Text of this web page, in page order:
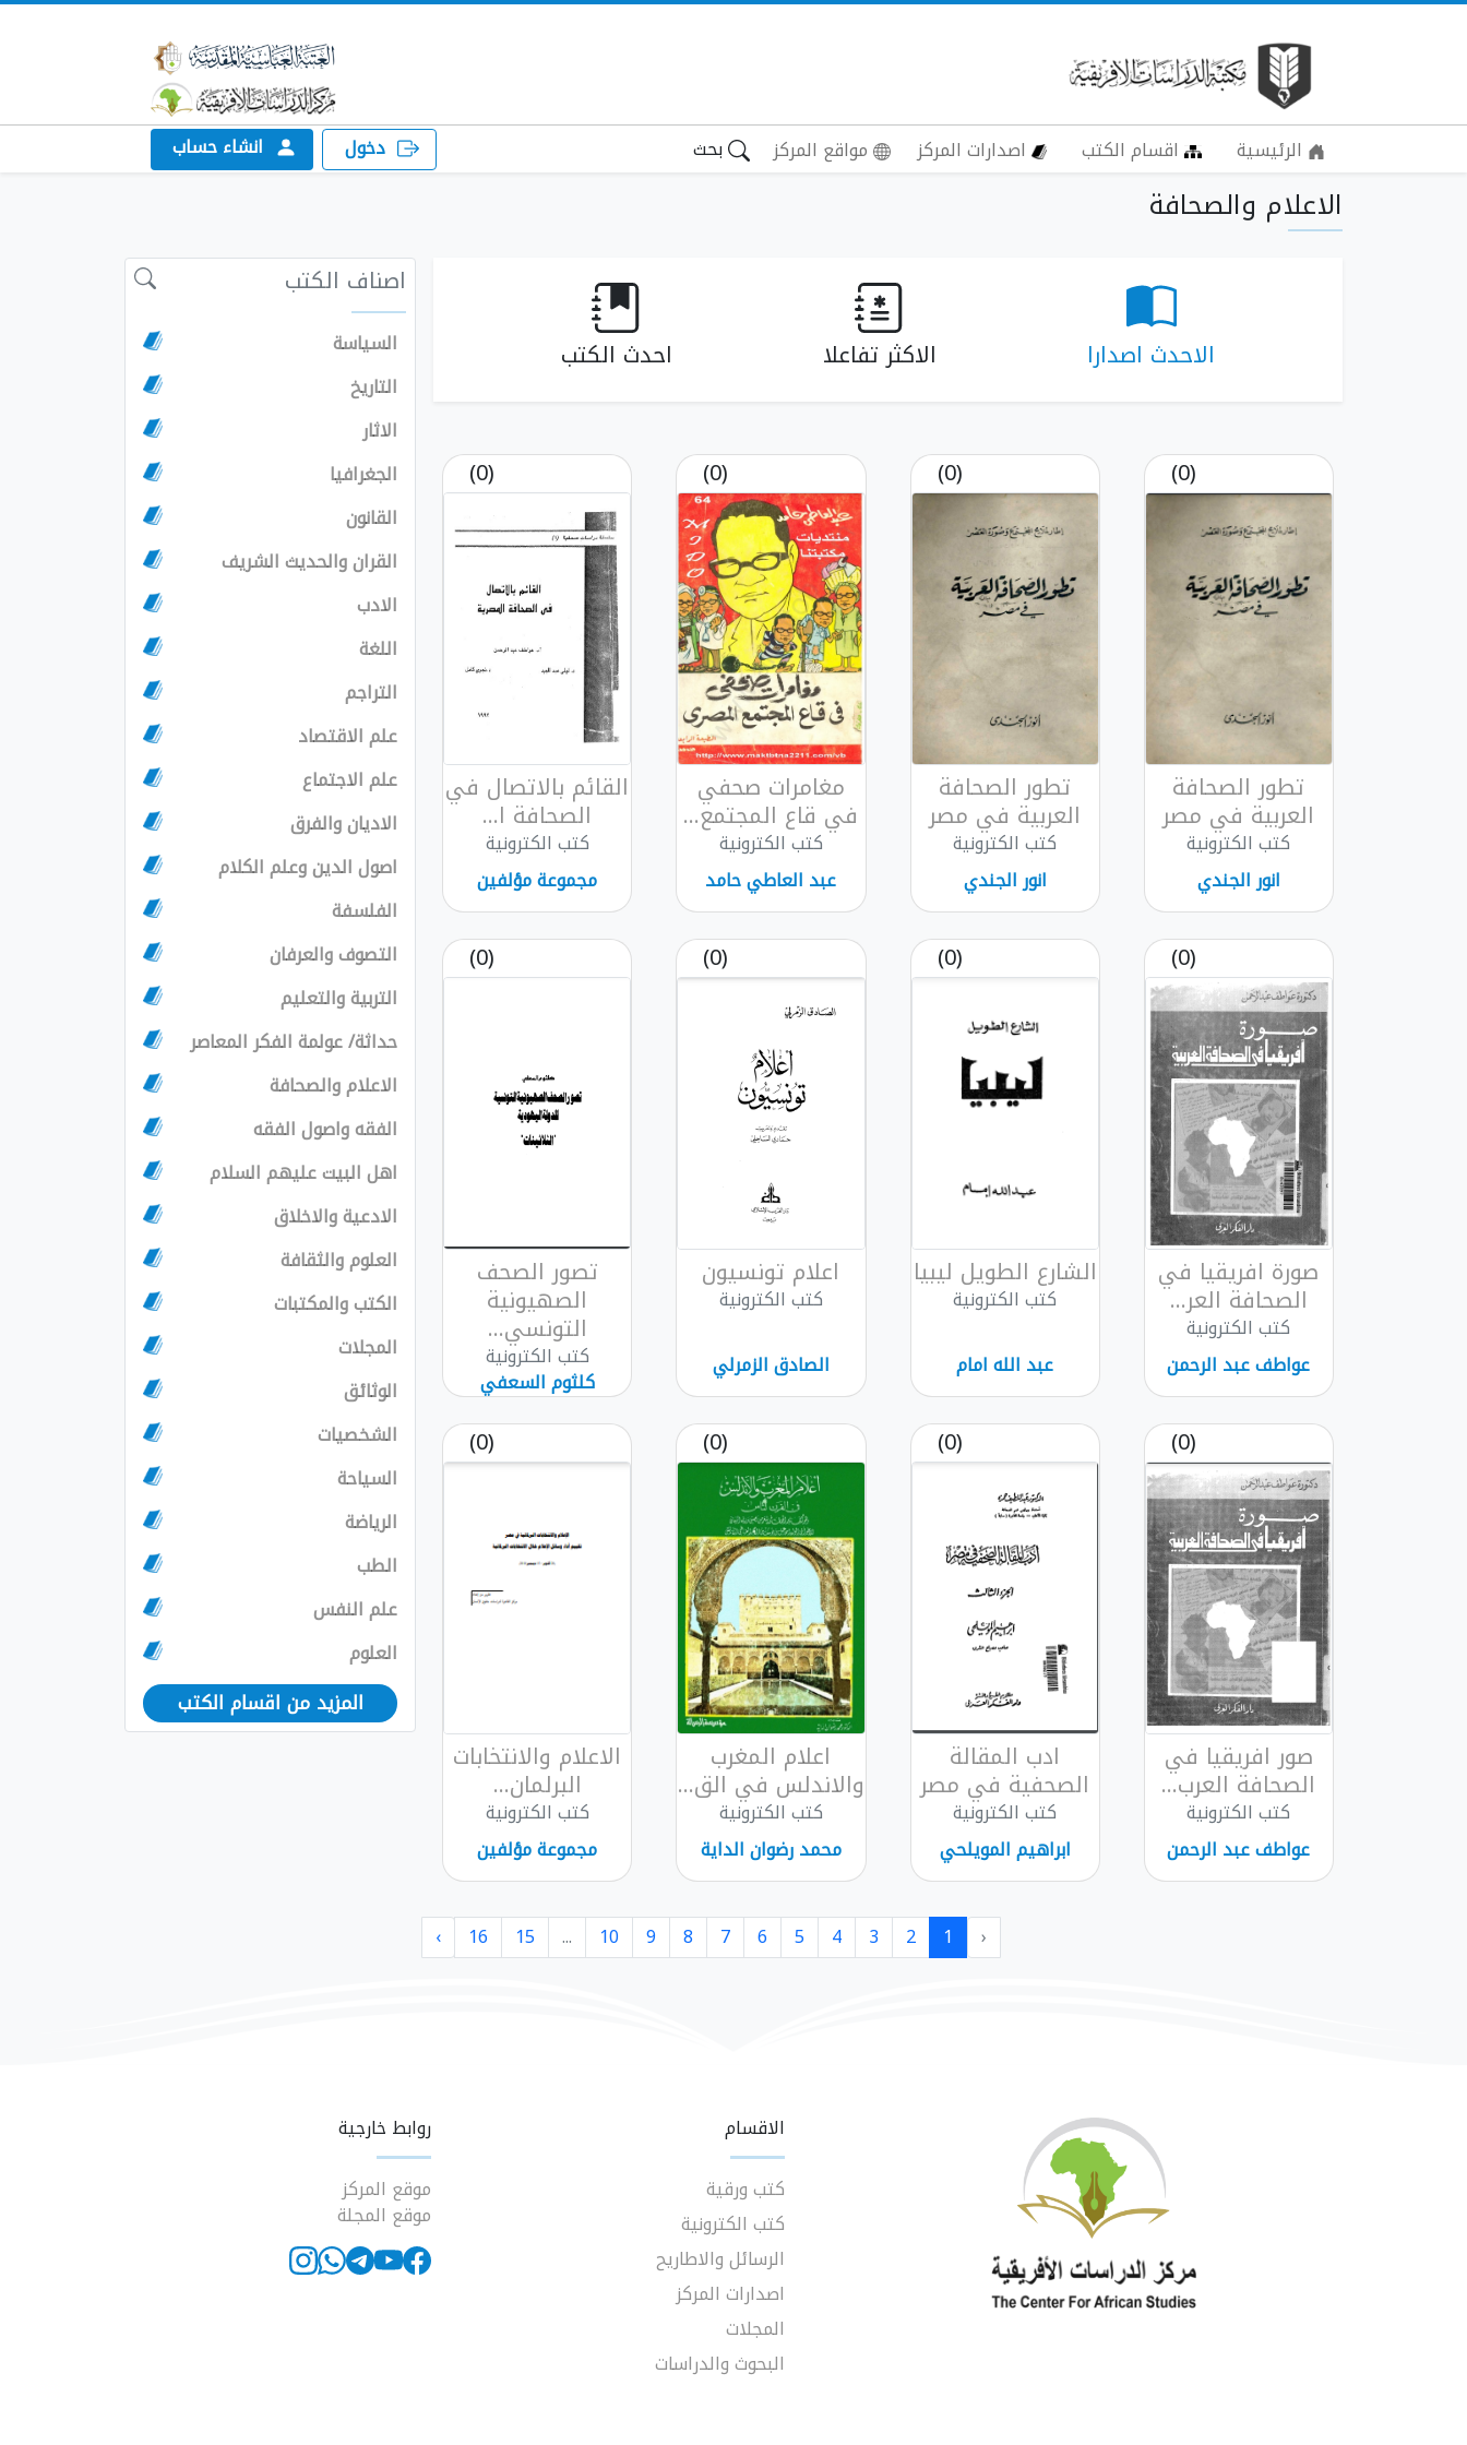
الرئيسية اقسام الكتب اصدارات المركز مواقع المركز بحث دخول انشاء حساب
الاعلام والصحافة
الاحدث اصدارا الاكثر تفاعلا احدث الكتب
(0)
تطور الصحافة
العربية في مصر
كتب الكترونية
انور الجندي
(0)
تطور الصحافة
العربية في مصر
كتب الكترونية
انور الجندي
(0)
مغامرات صحفي
في قاع المجتمع...
كتب الكترونية
عبد العاطي حامد
(0)
القائم بالاتصال في
الصحافة ا...
كتب الكترونية
مجموعة مؤلفين
(0)
صورة افريقيا في
الصحافة العر...
كتب الكترونية
عواطف عبد الرحمن
(0)
الشارع الطويل ليبيا
كتب الكترونية
عبد الله امام
(0)
اعلام تونسيون
كتب الكترونية
الصادق الزمرلي
(0)
تصور الصحف
الصهيونية
التونسي...
كتب الكترونية
كلثوم السعفي
(0)
صور افريقيا في
الصحافة العرب...
كتب الكترونية
عواطف عبد الرحمن
(0)
ادب المقالة
الصحفية في مصر
كتب الكترونية
ابراهيم المويلحي
(0)
اعلام المغرب
والاندلس في الق...
كتب الكترونية
محمد رضوان الداية
(0)
الاعلام والانتخابات
البرلمان...
كتب الكترونية
مجموعة مؤلفين
اصناف الكتب
السياسة
التاريخ
الاثار
الجغرافيا
القانون
القران والحديث الشريف
الادب
اللغة
التراجم
علم الاقتصاد
علم الاجتماع
الاديان والفرق
اصول الدين وعلم الكلام
الفلسفة
التصوف والعرفان
التربية والتعليم
حداثة/ عولمة الفكر المعاصر
الاعلام والصحافة
الفقه واصول الفقه
اهل البيت عليهم السلام
الادعية والاخلاق
العلوم والثقافة
الكتب والمكتبات
المجلات
الوثائق
الشخصيات
السياحة
الرياضة
الطب
علم النفس
العلوم
المزيد من اقسام الكتب
‹
1
2
3
4
5
6
7
8
9
10
...
15
16
›
الاقسام
كتب ورقية
كتب الكترونية
الرسائل والاطاريح
اصدارات المركز
المجلات
البحوث والدراسات
روابط خارجية
موقع المركز
موقع المجلة